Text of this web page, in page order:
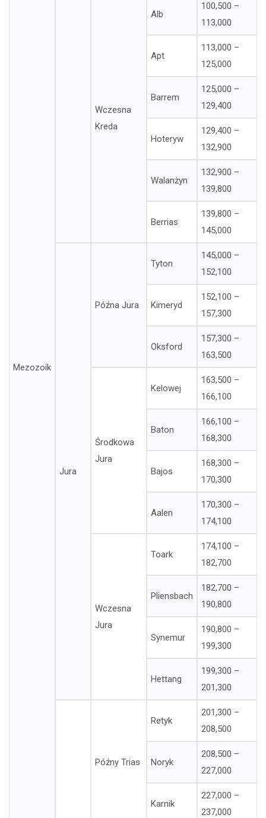
Mezozoik
Wczesna
Kreda
Alb
100,500 –
113,000
Apt
113,000 –
125,000
Barrem
125,000 –
129,400
Hoteryw
129,400 –
132,900
Walanżyn
132,900 –
139,800
Berrias
139,800 –
145,000
Jura
Późna Jura
Tyton
145,000 –
152,100
Kimeryd
152,100 –
157,300
Oksford
157,300 –
163,500
Środkowa
Jura
Kelowej
163,500 –
166,100
Baton
166,100 –
168,300
Bajos
168,300 –
170,300
Aalen
170,300 –
174,100
Wczesna
Jura
Toark
174,100 –
182,700
Pliensbach
182,700 –
190,800
Synemur
190,800 –
199,300
Hettang
199,300 –
201,300
Późny Trias
Retyk
201,300 –
208,500
Noryk
208,500 –
227,000
Karnik
227,000 –
237,000